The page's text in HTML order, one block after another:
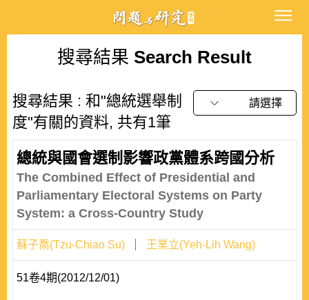
搜尋結果 Search Result
搜尋結果 : 和"總統選舉制
度"有關的資料, 共有1筆
請選擇
總統與國會選制影響政黨體系跨國分析
The Combined Effect of Presidential and
Parliamentary Electoral Systems on Party
System: a Cross-Country Study
蘇子喬(Tzu-Chiao Su) 王業立(Yeh-Lih Wang)
51卷4期(2012/12/01)